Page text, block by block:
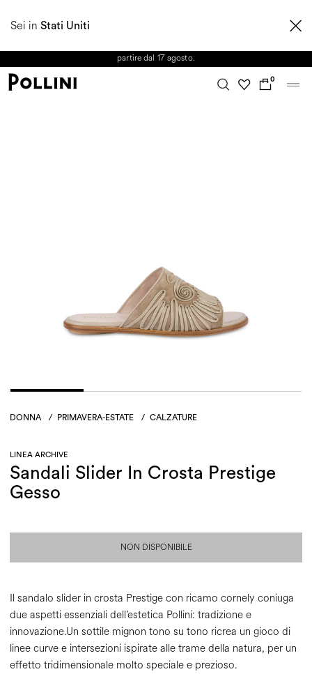
Sei in Stati Uniti
AUTUNNO/INVERNO 2026. Dall'8 al 16 agosto il Servizio Clienti non sarà
partire dal 17 agosto.
0
DONNA / PRIMAVERA-ESTATE / CALZATURE
LINEA ARCHIVE
Sandali Slider In Crosta Prestige
Gesso
NON DISPONIBILE
Il sandalo slider in crosta Prestige con ricamo cornely coniuga
due aspetti essenziali dell’estetica Pollini: tradizione e
innovazione.Un sottile mignon tono su tono ricrea un gioco di
linee curve e intersezioni ispirate alle trame della natura, per un
effetto tridimensionale molto speciale e prezioso.